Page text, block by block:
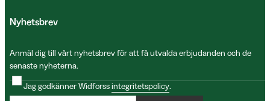
Nyhetsbrev
Anmäl dig till vårt nyhetsbrev för att få utvalda erbjudanden och de
senaste nyheterna.
Jag godkänner Widforssintegritetspolicy.